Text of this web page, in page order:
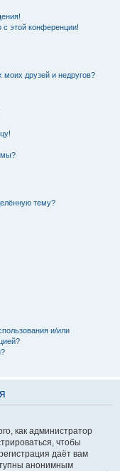
с этой конференции!
моих друзей и недругов?
тему?
и/или
как администратор
чтобы
даёт вам
анонимным